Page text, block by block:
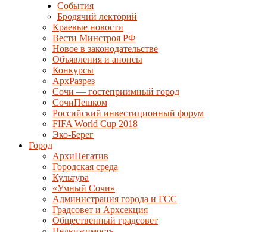
События
Бродячий лекторий
Краевые новости
Вести Минстроя РФ
Новое в законодательстве
Объявления и анонсы
Конкурсы
АрхРазрез
Сочи — гостеприимный город
СочиПешком
Российский инвестиционный форум
FIFA World Cup 2018
Эко-Берег
Город
АрхиНегатив
Городская среда
Культура
«Умный Сочи»
Администрация города и ГСС
Градсовет и Архсекция
Общественный градсовет